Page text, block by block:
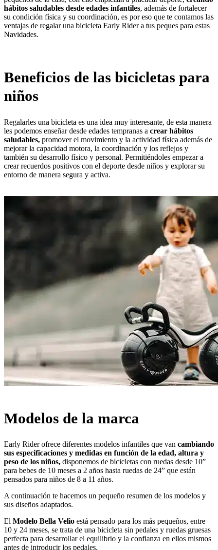
hábitos saludables desde edades infantiles, además de fortalecer
su condición física y su coordinación, es por eso que te contamos las
ventajas de regalar una bicicleta Early Rider a tus peques para estas
Navidades.
Beneficios de las bicicletas para
niños
Regalarles una bicicleta es una idea muy interesante, de esta manera
les podemos enseñar desde edades tempranas a crear hábitos
saludables, promover el movimiento y la actividad física además de
mejorar la capacidad motora, la coordinación y los reflejos y
también su desarrollo físico y personal. Permitiéndoles empezar a
crear recuerdos positivos con el deporte desde niños y explorar su
entorno de manera segura y activa.
Modelos de la marca
Early Rider ofrece diferentes modelos infantiles que van cambiando
sus especificaciones y medidas en función de la edad, altura y
peso de los niños, disponemos de bicicletas con ruedas desde 10”
para bebes de 10 meses a 2 años hasta ruedas de 24” que están
pensados para niños de 8 a 11 años.
A continuación te hacemos un pequeño resumen de los modelos y
sus diseños adaptados.
El Modelo Bella Velio está pensado para los más pequeños, entre
10 y 24 meses, se trata de una bicicleta sin pedales y ruedas gruesas
perfecta para desarrollar el equilibrio y la confianza en ellos mismos
antes de introducir los pedales.